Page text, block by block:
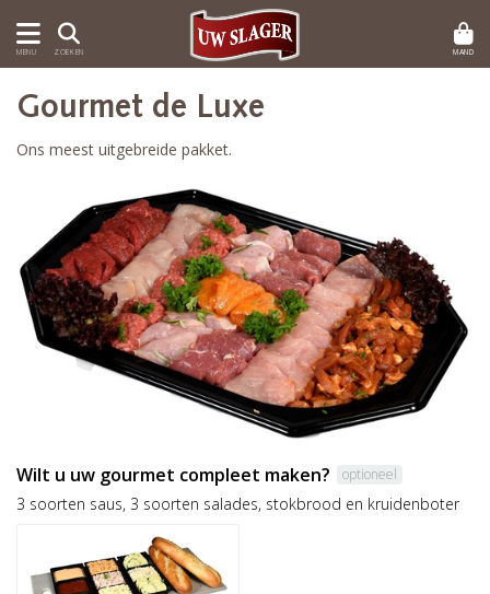
MENU ZOEKEN MAND
Gourmet de Luxe
Ons meest uitgebreide pakket.
Wilt u uw gourmet compleet maken? optioneel
3 soorten saus, 3 soorten salades, stokbrood en kruidenboter